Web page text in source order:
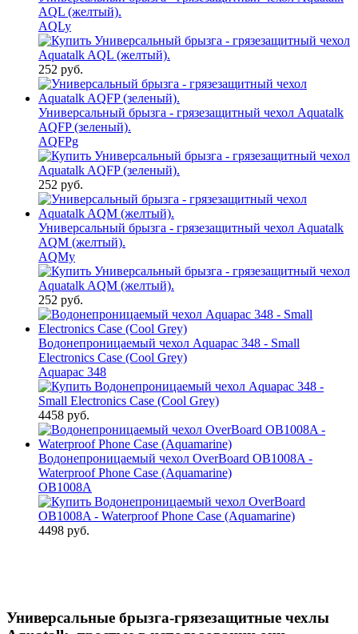
AQL (желтый).
AQLy
252 руб.
Универсальный брызга - грязезащитный чехол Aquatalk
AQFP (зеленый).
AQFPg
252 руб.
Универсальный брызга - грязезащитный чехол Aquatalk
AQM (желтый).
AQMy
252 руб.
Водонепроницаемый чехол Aquapac 348 - Small
Electronics Case (Cool Grey)
Aquapac 348
4458 руб.
Водонепроницаемый чехол OverBoard OB1008A -
Waterproof Phone Case (Aquamarine)
OB1008A
4498 руб.
Универсальные брызга-грязезащитные чехлы